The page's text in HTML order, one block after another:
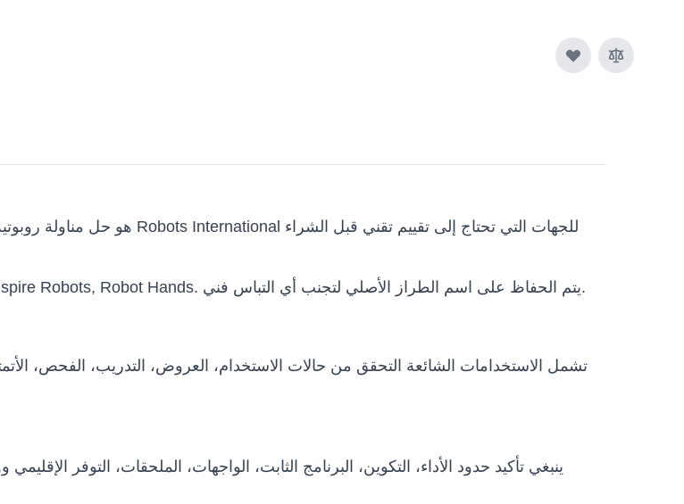
والفئات المرتبطة تشمل Inspire Robots, Robot Hands. يتم الحفاظ على اسم الطراز الأصلي لتجنب أي التباس فني.
تشمل الاستخدامات الشائعة التحقق من حالات الاستخدام، العروض، التدريب، الفحص،
ينبغي تأكيد حدود الأداء، التكوين، البرنامج الثابت، الواجهات، الملحقات، التوفر